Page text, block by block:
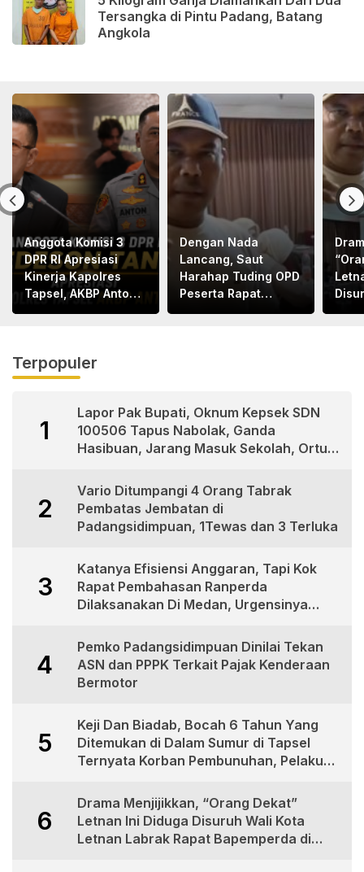
Tersangka di Pintu Padang, Batang
Angkola
Anggota Komisi 3
DPR RI Apresiasi
Kinerja Kapolres
Tapsel, AKBP Anton
Dengan Nada
Lancang, Saut
Harahap Tuding OPD
Peserta Rapat
Terpopuler
1
Lapor Pak Bupati, Oknum Kepsek SDN
100506 Tapus Nabolak, Ganda
Hasibuan, Jarang Masuk Sekolah, Ortu
2
Vario Ditumpangi 4 Orang Tabrak
Pembatas Jembatan di
Padangsidimpuan, 1Tewas dan 3 Terluka
3
Katanya Efisiensi Anggaran, Tapi Kok
Rapat Pembahasan Ranperda
Dilaksanakan Di Medan, Urgensinya
4
Pemko Padangsidimpuan Dinilai Tekan
ASN dan PPPK Terkait Pajak Kenderaan
Bermotor
5
Keji Dan Biadab, Bocah 6 Tahun Yang
Ditemukan di Dalam Sumur di Tapsel
Ternyata Korban Pembunuhan, Pelaku
6
Drama Menjijikkan, “Orang Dekat”
Letnan Ini Diduga Disuruh Wali Kota
Letnan Labrak Rapat Bapemperda di